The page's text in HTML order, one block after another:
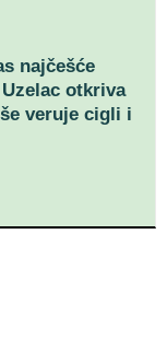
najčešće
otkriva
veruje cigli i